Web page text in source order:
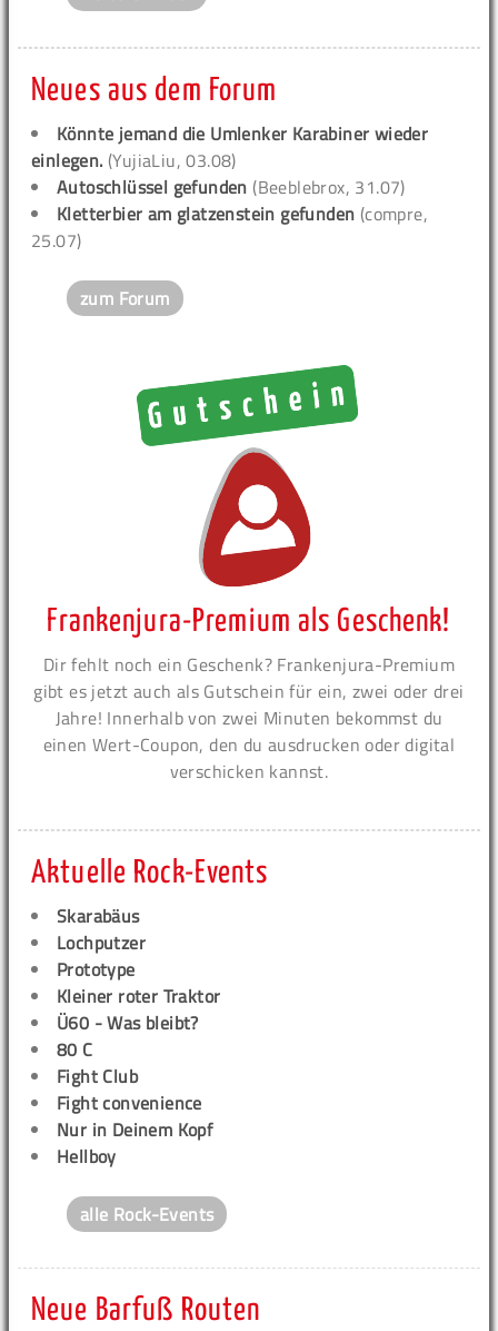
Neues aus dem Forum
Könnte jemand die Umlenker Karabiner wieder
einlegen. (YujiaLiu, 03.08)
Autoschlüssel gefunden (Beeblebrox, 31.07)
Kletterbier am glatzenstein gefunden (compre,
25.07)
zum Forum
Frankenjura-Premium als Geschenk!
Dir fehlt noch ein Geschenk? Frankenjura-Premium
gibt es jetzt auch als Gutschein für ein, zwei oder drei
Jahre! Innerhalb von zwei Minuten bekommst du
einen Wert-Coupon, den du ausdrucken oder digital
verschicken kannst.
Aktuelle Rock-Events
Skarabäus
Lochputzer
Prototype
Kleiner roter Traktor
Ü60 - Was bleibt?
80 C
Fight Club
Fight convenience
Nur in Deinem Kopf
Hellboy
alle Rock-Events
Neue Barfuß Routen